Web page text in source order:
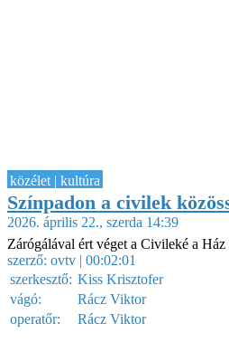
közélet | kultúra
Színpadon a civilek
2026. április 22., szerda 14:39
Zárógálával ért véget a Civileké a Ház
szerző: ovtv | 00:02:01
szerkesztő: Kiss Krisztofer
vágó:
Rácz Viktor
operatőr:
Rácz Viktor